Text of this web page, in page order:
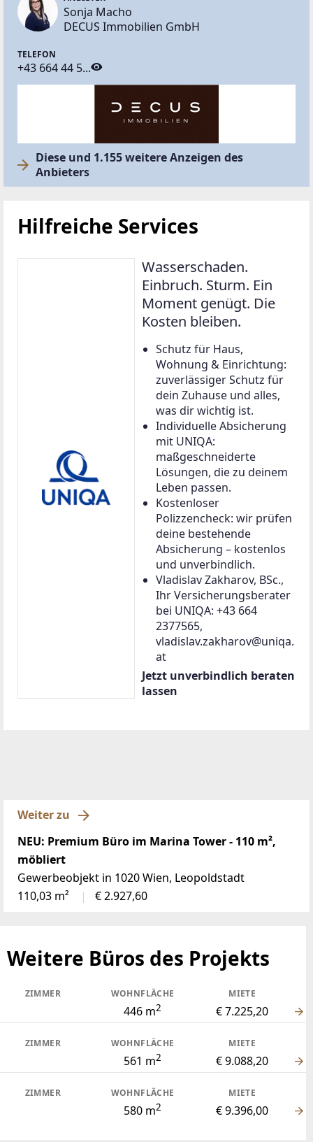
Sonja Macho
DECUS Immobilien GmbH
TELEFON
+43 664 44 5...
Diese und 1.155 weitere Anzeigen des
Anbieters
Hilfreiche Services
Wasserschaden.
Einbruch. Sturm. Ein
Moment genügt. Die
Kosten bleiben.
Schutz für Haus,
Wohnung & Einrichtung:
zuverlässiger Schutz für
dein Zuhause und alles,
was dir wichtig ist.
Individuelle Absicherung
mit UNIQA:
maßgeschneiderte
Lösungen, die zu deinem
Leben passen.
Kostenloser
Polizzencheck: wir prüfen
deine bestehende
Absicherung – kostenlos
und unverbindlich.
Vladislav Zakharov, BSc.,
Ihr Versicherungsberater
bei UNIQA: +43 664
2377565,
vladislav.zakharov@uniqa.
at
Jetzt unverbindlich beraten
lassen
Weiter zu
NEU: Premium Büro im Marina Tower - 110 m²,
möbliert
Gewerbeobjekt in 1020 Wien, Leopoldstadt
110,03 m²
€ 2.927,60
Weitere Büros des Projekts
ZIMMER WOHNFLÄCHE
446 m2
MIETE
€ 7.225,20
ZIMMER WOHNFLÄCHE
561 m2
MIETE
€ 9.088,20
ZIMMER WOHNFLÄCHE
580 m2
MIETE
€ 9.396,00